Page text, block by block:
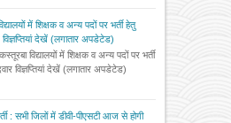
में शिक्षक व अन्य पदों पर भर्ती हेतु
देखें (लगातार अपडेटेड)
विद्यालयों में शिक्षक व अन्य पदों पर भर्ती
विज्ञप्तियां देखें (लगातार अपडेटेड)
: सभी जिलों में डीवी-पीएसटी आज से होगी